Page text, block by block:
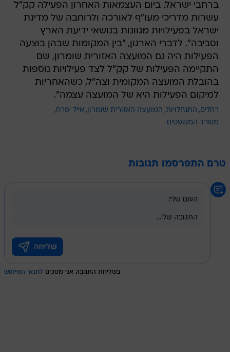
ברחבי ישראל. ביום העצמאות האחרון הפעילה קק"ל
עשרות מדריכי מעו"ף לאורכה ולרוחבה של מדינת
ישראל בפעילויות מגוונות בנושאי ידיעת הארץ
וסביבה". לדברי הארגון, "בין המקומות שבהן בוצעה
הפעילות היה גם המועצה האזורית שומרון, שם
התקיימה הפעילות של קק"ל לצד פעילויות נוספות
בהובלת המועצה המקומית וצה"ל, כשהאחריות
למיקום הפעילות היא של המועצה עצמה".
רחלים התנחלויות המועצה האזורית שומרון
אייל יפרח
משרד המשפטים
טרם התפרסמו תגובות
בשליחת התגובה אני מסכים לתנאי השימוש